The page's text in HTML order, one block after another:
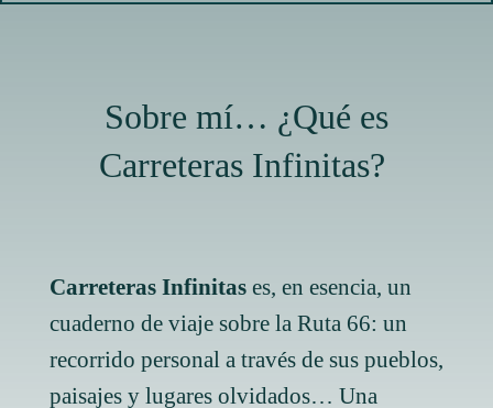
Sobre mí… ¿Qué es
Carreteras Infinitas?
Carreteras Infinitases, en esencia, un
cuaderno de viaje sobre la Ruta 66: un
recorrido personal a través de sus pueblos,
paisajes y lugares olvidados… Una